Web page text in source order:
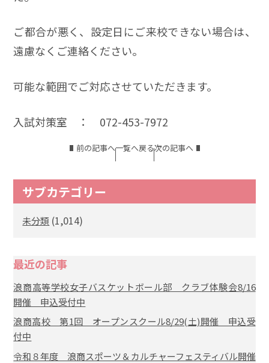
ご都合が悪く、設定日にご来校できない場合は、
遠慮なくご連絡ください。
可能な範囲でご対応させていただきます。
入試対策室 ： 072-453-7972
前の記事へ一覧へ戻る次の記事へ
サブカテゴリー
未分類 (1,014)
最近の記事
浪商高等学校女子バスケットボール部 クラブ体験会8/16
開催 申込受付中
浪商高校 第1回 オープンスクール8/29(土)開催 申込受
付中
令和８年度 浪商スポーツ＆カルチャーフェスティバル開催